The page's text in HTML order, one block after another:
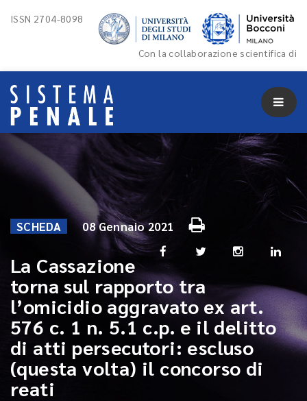
ISSN 2704-8098
Con la collaborazione scientifica di
SCHEDA 08 Gennaio 2021
La Cassazione
torna sul rapporto tra
l’omicidio aggravato ex art.
576 c. 1 n. 5.1 c.p. e il delitto
di atti persecutori: escluso
(questa volta) il concorso di
reati